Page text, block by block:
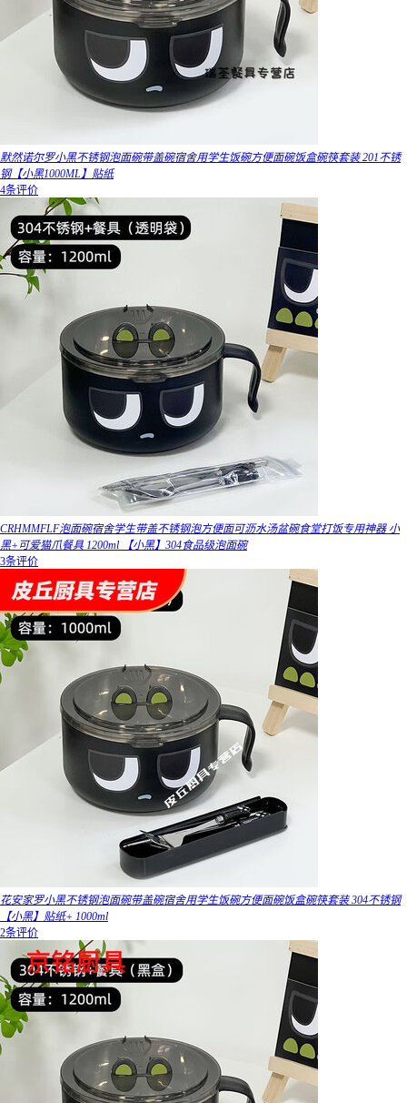
默然诺尔罗小黑不锈钢泡面碗带盖碗宿舍用学生饭碗方便面碗饭盒碗筷套装 201不锈
钢【小黑1000ML】贴纸
4条评价
CRHMMFLF泡面碗宿舍学生带盖不锈钢泡方便面可沥水汤盆碗食堂打饭专用神器 小
黑+可爱猫爪餐具 1200ml 【小黑】304食品级泡面碗
3条评价
花安家罗小黑不锈钢泡面碗带盖碗宿舍用学生饭碗方便面碗饭盒碗筷套装 304不锈钢
【小黑】贴纸+ 1000ml
2条评价